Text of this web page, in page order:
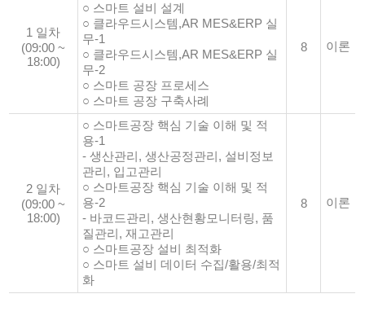
1 일차
(09:00 ~
18:00)
○ 스마트 설비 설계
○ 클라우드시스템,AR MES&ERP 실
무-1
○ 클라우드시스템,AR MES&ERP 실
무-2
○ 스마트 공장 프로세스
○ 스마트 공장 구축사례
8 이론
2 일차
(09:00 ~
18:00)
○ 스마트공장 핵심 기술 이해 및 적
용-1
- 생산관리, 생산공정관리, 설비정보
관리, 입고관리
○ 스마트공장 핵심 기술 이해 및 적
용-2
- 바코드관리, 생산현황모니터링, 품
질관리, 재고관리
○ 스마트공장 설비 최적화
○ 스마트 설비 데이터 수집/활용/최적
화
8 이론